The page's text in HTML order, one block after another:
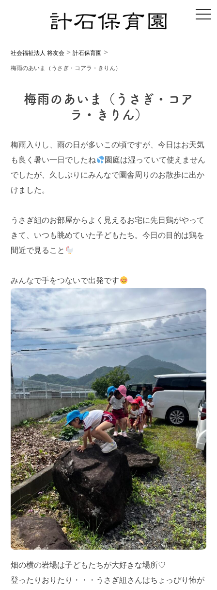
社会福祉法人 将友会 >計石保育園 >
梅雨のあいま（うさぎ・コアラ・きりん）
梅雨のあいま（うさぎ・コア
ラ・きりん）
梅雨入りし、雨の日が多いこの頃ですが、今日はお天気
も良く暑い一日でしたね
園庭は湿っていて使えません
でしたが、久しぶりにみんなで園舎周りのお散歩に出か
けました。
うさぎ組のお部屋からよく見えるお宅に先日鶏がやって
きて、いつも眺めていた子どもたち。今日の目的は鶏を
間近で見ること
みんなで手をつないで出発です
畑の横の岩場は子どもたちが大好きな場所♡
登ったりおりたり・・・うさぎ組さんはちょっぴり怖が